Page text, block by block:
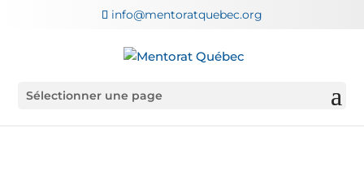
info@mentoratquebec.org
Sélectionner une page